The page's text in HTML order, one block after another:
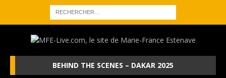
BEHIND THE SCENES – DAKAR 2025